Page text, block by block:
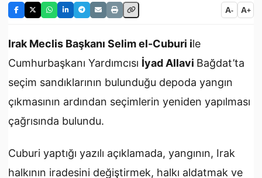
A- A+
Irak Meclis Başkanı Selim el-Cuburi ile
Cumhurbaşkanı Yardımcısı İyad Allavi Bağdat’ta
seçim sandıklarının bulunduğu depoda yangın
çıkmasının ardından seçimlerin yeniden yapılması
çağrısında bulundu.
Cuburi yaptığı yazılı açıklamada, yangının, Irak
halkının iradesini değiştirmek, halkı aldatmak ve